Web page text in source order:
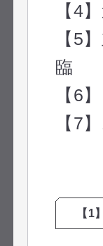
【4
【5
臨
【6
【7
【1